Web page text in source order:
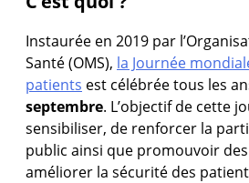
Instaurée en 2019 par
Santé (OMS), la Journée
patients est célébrée tous les
septembre. L’objectif de cette
sensibiliser, de renforcer la
public ainsi que promouvoir
améliorer la sécurité des